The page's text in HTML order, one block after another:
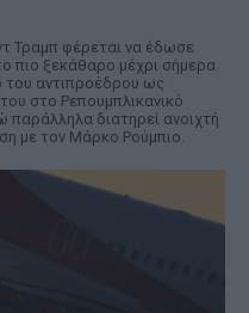
Τραμπ φέρεται να έδωσε
πιο ξεκάθαρο μέχρι σήμερα
του αντιπροέδρου ως
στο Ρεπουμπλικανικό
παράλληλα διατηρεί ανοιχτή
με τον Μάρκο Ρούμπιο.